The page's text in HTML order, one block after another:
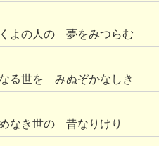
よの人の 夢をみつらむ
る世を みぬぞかなしき
なき世の 昔なりけり